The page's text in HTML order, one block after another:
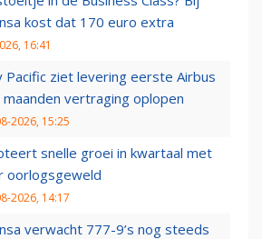
kost dat 170 euro extra
16:41
Pacific ziet levering eerste Airbus
maanden vertraging oplopen
2026, 15:25
snelle groei in kwartaal met
oorlogsgeweld
2026, 14:17
verwacht 777-9’s nog steeds